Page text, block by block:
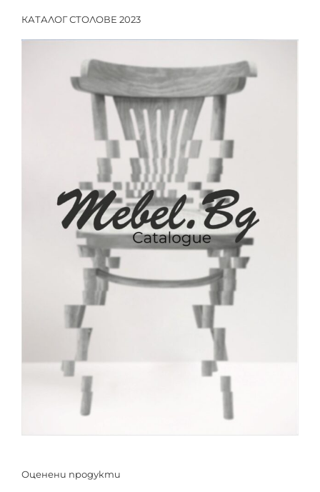
КАТАЛОГ СТОЛОВЕ 2023
Оценени продукти